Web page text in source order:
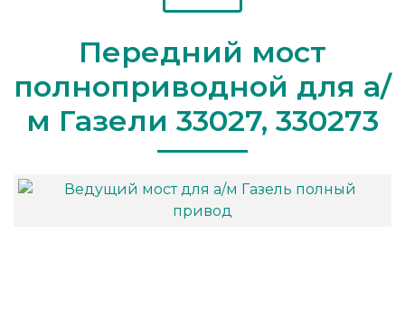
Передний мост
полноприводной для а/
м Газели 33027, 330273